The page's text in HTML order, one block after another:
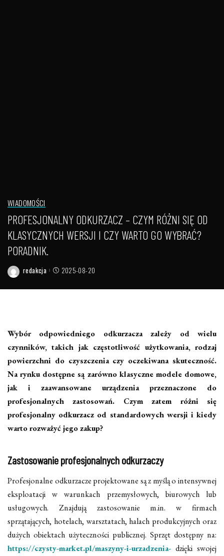
WIADOMOŚCI
PROFESJONALNY ODKURZACZ – CZYM RÓŻNI SIĘ OD
KLASYCZNYCH WERSJI I CZY WARTO GO WYBRAĆ?
PORADNIK.
Posted
redakcja 2025-08-20
Wybór odpowiedniego odkurzacza zależy od wielu
czynników, takich jak częstotliwość użytkowania, rodzaj
powierzchni do czyszczenia czy oczekiwana skuteczność.
Na rynku dostępne są zarówno klasyczne modele domowe,
jak i zaawansowane urządzenia przeznaczone do
profesjonalnych zastosowań. Czym zatem różni się
profesjonalny odkurzacz od standardowych wersji i kiedy
warto rozważyć jego zakup?
Zastosowanie profesjonalnych odkurzaczy
Profesjonalne odkurzacze projektowane są z myślą o intensywnej
eksploatacji w warunkach przemysłowych, biurowych lub
usługowych. Znajdują zastosowanie m.in. w firmach
sprzątających, hotelach, warsztatach, halach produkcyjnych oraz
dużych obiektach użyteczności publicznej. Sprzęt dostępny na:
https://czysty-market.pl/maszyny-i-urzadzenia- dzięki swojej